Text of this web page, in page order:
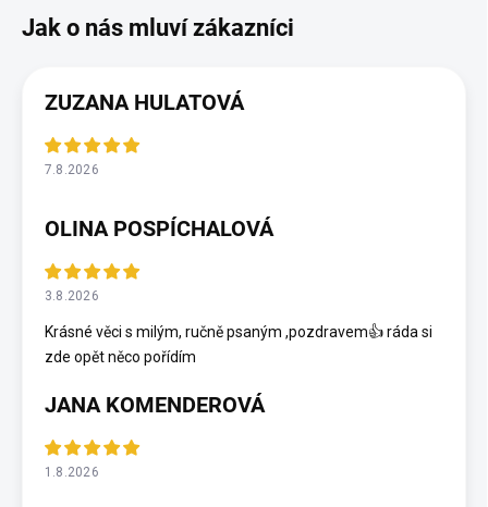
ZUZANA HULATOVÁ
7.8.2026
OLINA POSPÍCHALOVÁ
3.8.2026
Krásné věci s milým, ručně psaným ,pozdravem👍 ráda si
zde opět něco pořídím
JANA KOMENDEROVÁ
1.8.2026